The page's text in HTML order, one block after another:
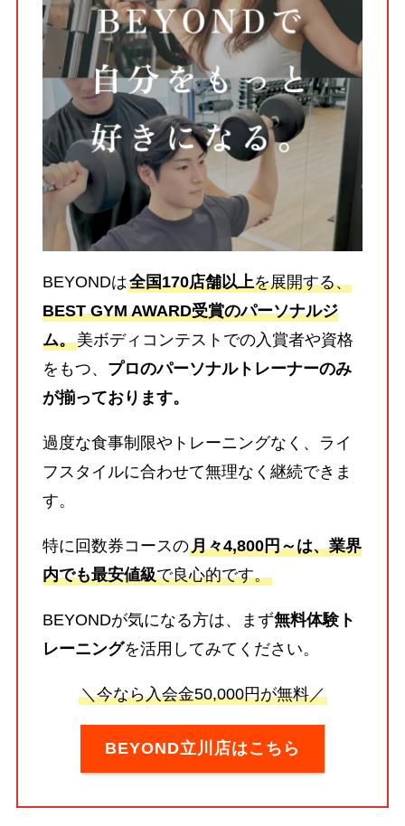
BEYONDは全国170店舗以上を展開する、
BEST GYM AWARD受賞のパーソナルジ
ム。美ボディコンテストでの入賞者や資格
をもつ、 プロのパーソナルトレーナーのみ
が揃っております。
過度な食事制限やトレーニングなく、ライ
フスタイルに合わせて無理なく継続できま
す。
特に回数券コースの月々4,800円～は、業界
内でも最安値級で良心的です。
BEYONDが気になる方は、まず無料体験ト
レーニングを活用してみてください。
＼今なら入会金50,000円が無料／
BEYOND立川店はこちら